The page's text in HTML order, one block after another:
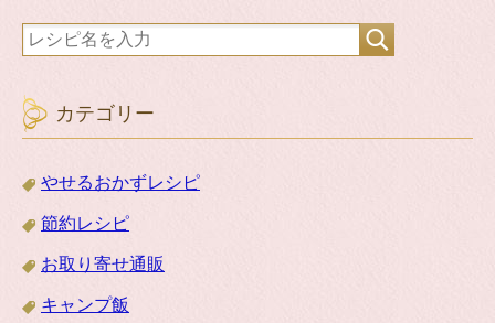
カテゴリー
やせるおかずレシピ
節約レシピ
お取り寄せ通販
キャンプ飯